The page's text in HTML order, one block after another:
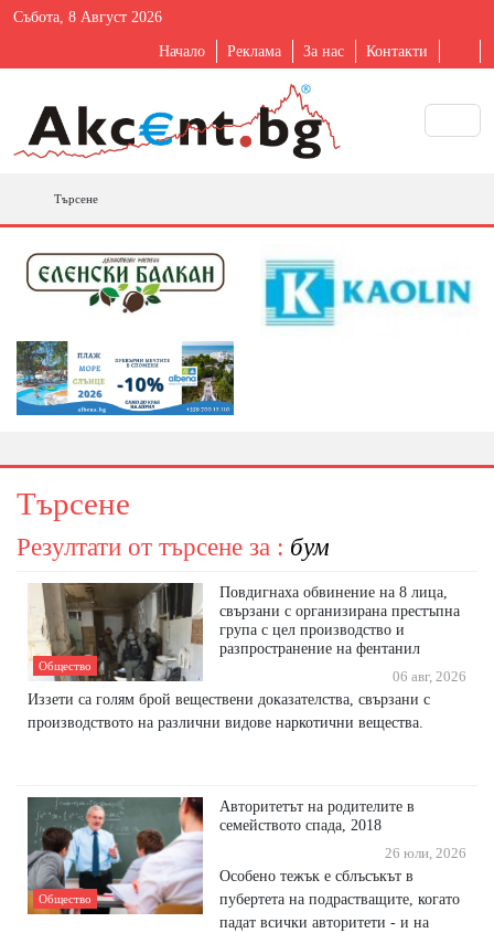
Събота, 8 Август 2026
Начало Реклама За нас Контакти
Търсене
Търсене
Резултати от търсене за : бум
Общество
Повдигнаха обвинение на 8 лица,
свързани с организирана престъпна
група с цел производство и
разпространение на фентанил
06 авг, 2026
Иззети са голям брой веществени доказателства, свързани с
производството на различни видове наркотични вещества.
Общество
Авторитетът на родителите в
семейството спада, 2018
26 юли, 2026
Особено тежък е сблъсъкът в
пубертета на подрастващите, когато
падат всички авторитети - и на